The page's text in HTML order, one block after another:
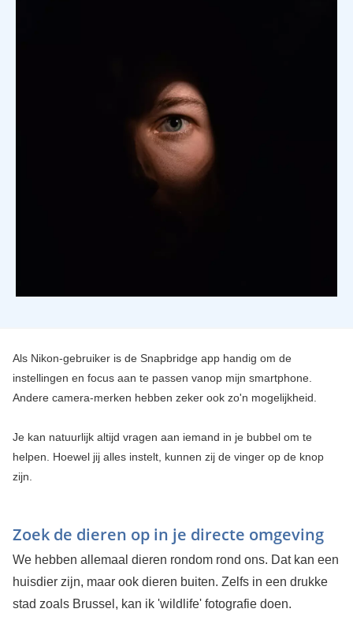
Als Nikon-gebruiker is de Snapbridge app handig om de
instellingen en focus aan te passen vanop mijn smartphone.
Andere camera-merken hebben zeker ook zo'n mogelijkheid.
Je kan natuurlijk altijd vragen aan iemand in je bubbel om te
helpen. Hoewel jij alles instelt, kunnen zij de vinger op de knop
zijn.
Zoek de dieren op in je directe omgeving
We hebben allemaal dieren rondom rond ons. Dat kan een
huisdier zijn, maar ook dieren buiten. Zelfs in een drukke
stad zoals Brussel, kan ik 'wildlife' fotografie doen.